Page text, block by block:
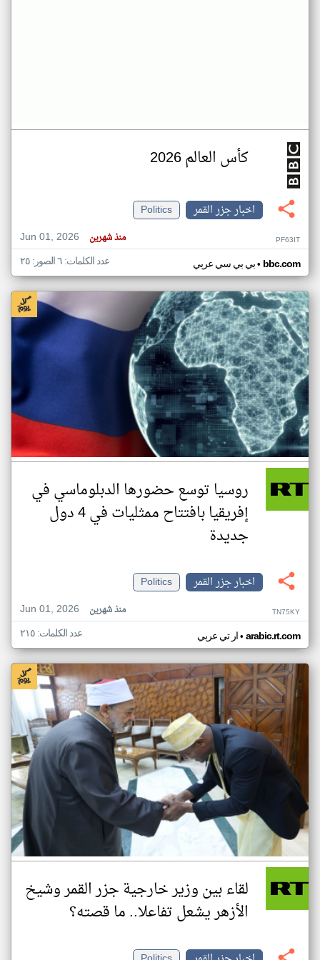
كأس العالم 2026
اخبار جزر القمر
Politics
Jun 01, 2026
منذ شهرين PF63IT
بي بي سي عربي• bbc.com عدد الكلمات: ٦ الصور: ٢٥
روسيا توسع حضورها الدبلوماسي في
إفريقيا بافتتاح ممثليات في 4 دول
جديدة
اخبار جزر القمر
Politics
Jun 01, 2026
منذ شهرين TN75KY
ار تي عربي• arabic.rt.com عدد الكلمات: ٢١٥
لقاء بين وزير خارجية جزر القمر وشيخ
الأزهر يشعل تفاعلا.. ما قصته؟